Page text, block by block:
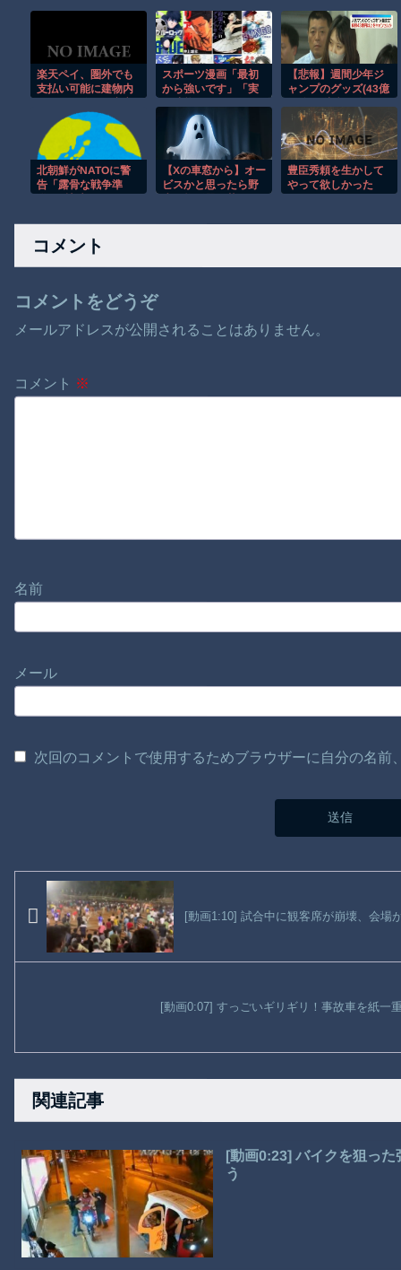
楽天ペイ、圏外でも
支払い可能に建物内
スポーツ漫画「最初
から強いです」「実
た」「他競技からの
転向です」
【悲報】週間少年ジ
ャンプのグッズ(43億
ャンセルした女逮捕
ｗｗｗｗｗｗｗｗ
北朝鮮がNATOに警
告「露骨な戦争準
【Xの車窓から】オー
ビスかと思ったら野
豊臣秀頼を生かして
やって欲しかった
コメント
コメントをどうぞ
メールアドレスが公開されることはありません。
コメント ※
名前
メール
次回のコメントで使用するためブラウザーに自分の名
[動画1:10] 試合中に観客席が崩壊、会場
[動画0:07] すっごいギリギリ！事故車を紙一
関連記事
[動画0:23] バイクを狙っ
う